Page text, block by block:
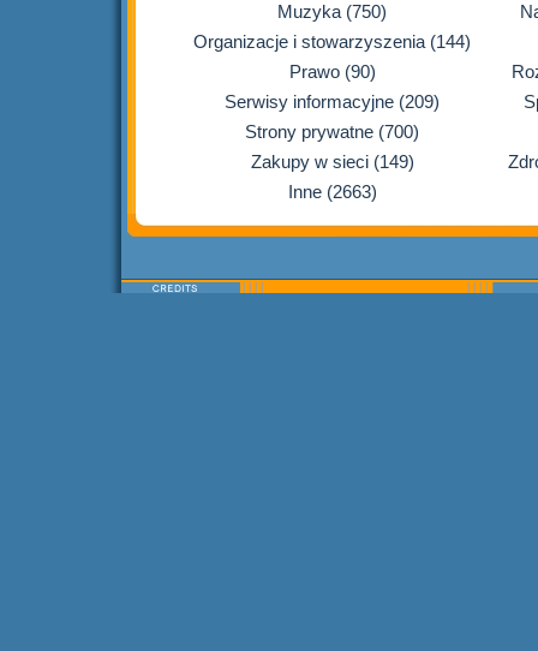
Muzyka (750)
Organizacje i stowarzyszenia (144)
Prawo (90)
Serwisy informacyjne (209)
Strony prywatne (700)
Zakupy w sieci (149)
Inne (2663)